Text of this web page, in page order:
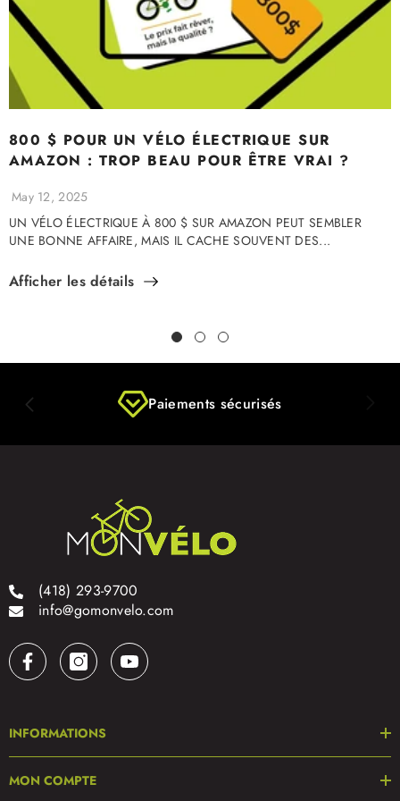
800 $ POUR UN VÉLO ÉLECTRIQUE SUR
AMAZON : TROP BEAU POUR ÊTRE VRAI ?
May 12, 2025
UN VÉLO ÉLECTRIQUE À 800 $ SUR AMAZON PEUT SEMBLER
UNE BONNE AFFAIRE, MAIS IL CACHE SOUVENT DES...
Afficher les détails
Paiements sécurisés
(418) 293-9700
info@gomonvelo.com
INFORMATIONS
MON COMPTE